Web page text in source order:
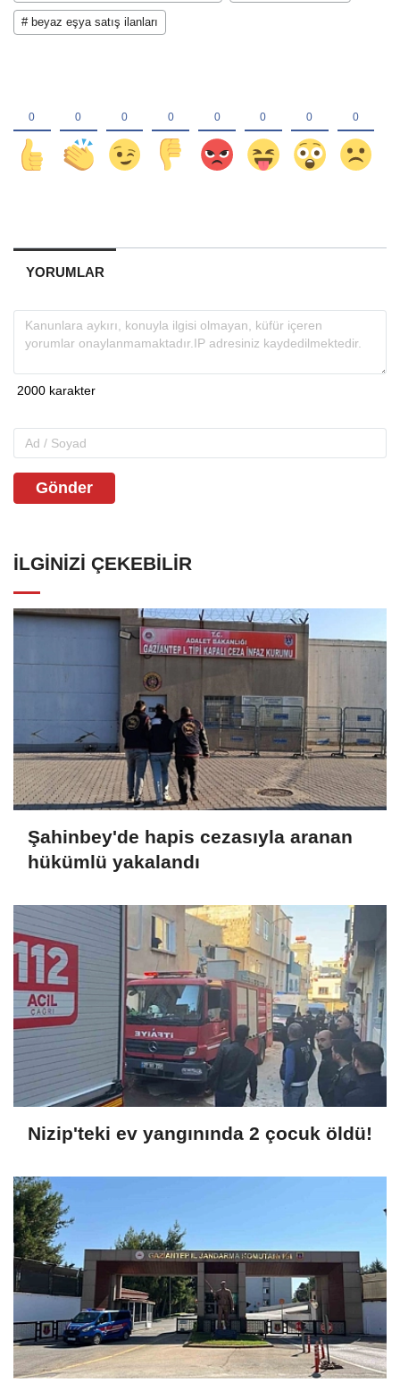
# beyaz eşya satış ilanları
YORUMLAR
Gönder
İLGINIZI ÇEKEBILIR
Şahinbey'de hapis cezasıyla aranan
hükümlü yakalandı
Nizip'teki ev yangınında 2 çocuk öldü!